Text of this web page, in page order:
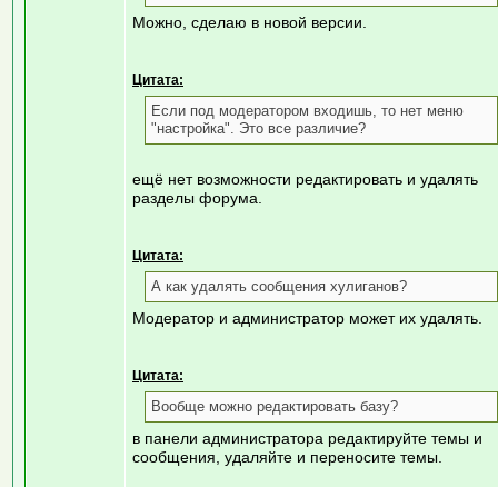
Можно, сделаю в новой версии.
Цитата:
Если под модератором входишь, то нет меню
"настройка". Это все различие?
ещё нет возможности редактировать и удалять
разделы форума.
Цитата:
А как удалять сообщения хулиганов?
Модератор и администратор может их удалять.
Цитата:
Вообще можно редактировать базу?
в панели администратора редактируйте темы и
сообщения, удаляйте и переносите темы.